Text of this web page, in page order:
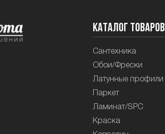
Каталог товаров
Сантехника
Обои/Фрески
Латунные профили
Паркет
Ламинат/SPC
Краска